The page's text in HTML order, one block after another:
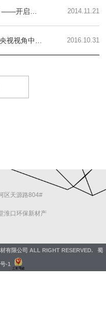
2014.11.21
2016.10.31
区天源路804#
淮口环保新材产
有限公司 ALL RIGHT RESERVED. 蜀
-1